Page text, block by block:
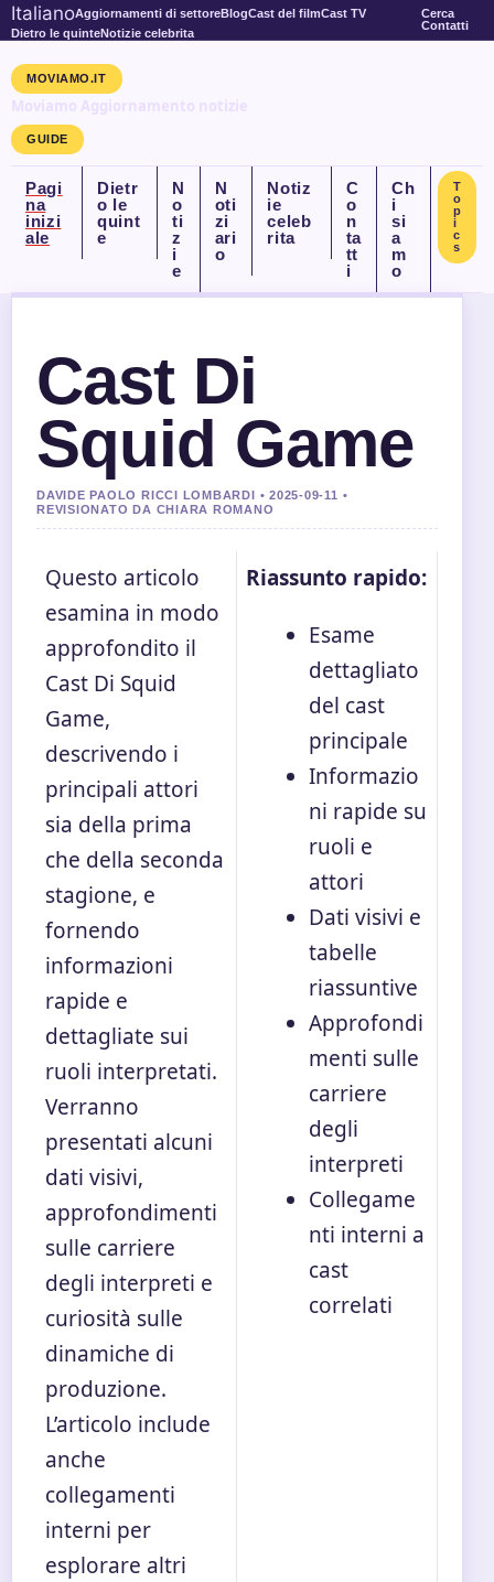
ItalianoAggiornamenti di settoreBlogCast del filmCast TV
Dietro le quinteNotizie celebrita
Cerca
Contatti
MOVIAMO.IT
Moviamo Aggiornamento notizie
GUIDE
Pagi
na
inizi
ale
Dietr
o le
quint
e
N
o
ti
z
i
e
N
oti
zi
ari
o
Notiz
ie
celeb
rita
C
o
n
ta
tt
i
Ch
i
si
a
m
o
T
o
p
i
c
s
Cast Di
Squid Game
DAVIDE PAOLO RICCI LOMBARDI • 2025-09-11 •
REVISIONATO DA CHIARA ROMANO
Questo articolo
esamina in modo
approfondito il
Cast Di Squid
Game,
descrivendo i
principali attori
sia della prima
che della seconda
stagione, e
fornendo
informazioni
rapide e
dettagliate sui
ruoli interpretati.
Verranno
presentati alcuni
dati visivi,
approfondimenti
sulle carriere
degli interpreti e
curiosità sulle
dinamiche di
produzione.
L’articolo include
anche
collegamenti
interni per
esplorare altri
Riassunto rapido:
Esame
dettagliato
del cast
principale
Informazio
ni rapide su
ruoli e
attori
Dati visivi e
tabelle
riassuntive
Approfondi
menti sulle
carriere
degli
interpreti
Collegame
nti interni a
cast
correlati